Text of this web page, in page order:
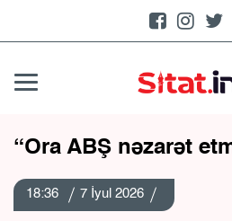
“Ora ABŞ nəzarət
18:36 7 İyul 2026